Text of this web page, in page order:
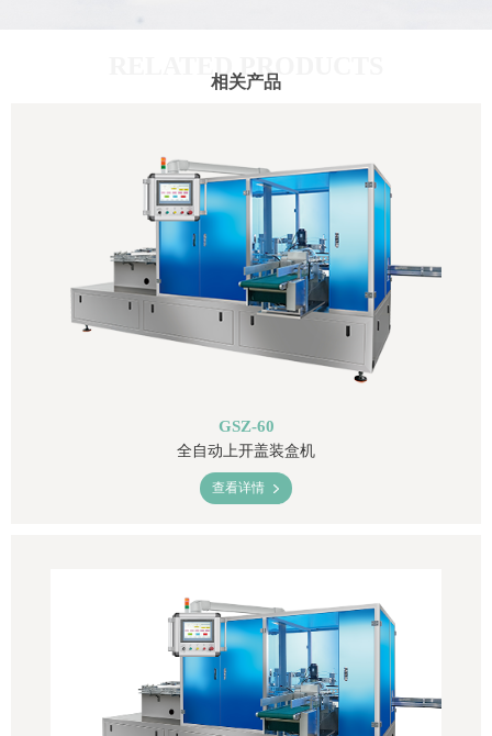
相关产品
RELATED PRODUCTS
GSZ-60
全自动上开盖装盒机
查看详情